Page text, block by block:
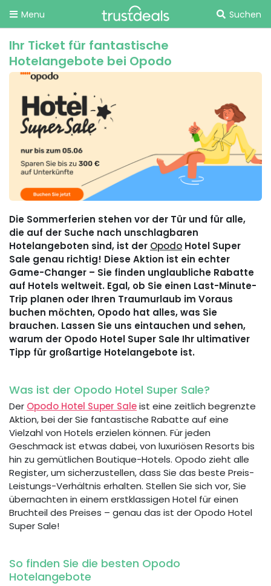
Menu Suchen
Ihr Ticket für fantastische
Hotelangebote bei Opodo
Die Sommerferien stehen vor der Tür und für alle,
die auf der Suche nach unschlagbaren
Hotelangeboten sind, ist der Opodo Hotel Super
Sale genau richtig! Diese Aktion ist ein echter
Game-Changer – Sie finden unglaubliche Rabatte
auf Hotels weltweit. Egal, ob Sie einen Last-Minute-
Trip planen oder Ihren Traumurlaub im Voraus
buchen möchten, Opodo hat alles, was Sie
brauchen. Lassen Sie uns eintauchen und sehen,
warum der Opodo Hotel Super Sale Ihr ultimativer
Tipp für großartige Hotelangebote ist.
Was ist der Opodo Hotel Super Sale?
Der Opodo Hotel Super Saleist eine zeitlich begrenzte
Aktion, bei der Sie fantastische Rabatte auf eine
Vielzahl von Hotels erzielen können. Für jeden
Geschmack ist etwas dabei, von luxuriösen Resorts bis
hin zu gemütlichen Boutique-Hotels. Opodo zieht alle
Register, um sicherzustellen, dass Sie das beste Preis-
Leistungs-Verhältnis erhalten. Stellen Sie sich vor, Sie
übernachten in einem erstklassigen Hotel für einen
Bruchteil des Preises – genau das ist der Opodo Hotel
Super Sale!
So finden Sie die besten Opodo
Hotelangebote